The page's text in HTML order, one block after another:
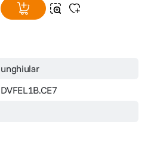
unghiular
DVFEL1B.CE7